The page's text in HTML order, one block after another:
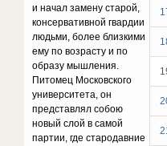
и начал замену старой,
консервативной гвардии
людьми, более близкими
ему по возрасту и по
образу мышления.
Питомец Московского
университета, он
представлял собою
новый слой в самой
партии, где стародавние